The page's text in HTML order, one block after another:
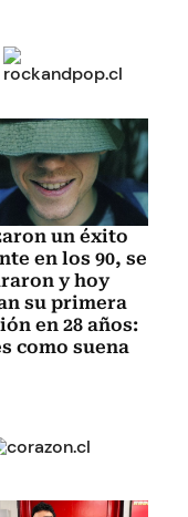
un éxito
en los 90, se
y hoy
su primera
en 28 años:
como suena